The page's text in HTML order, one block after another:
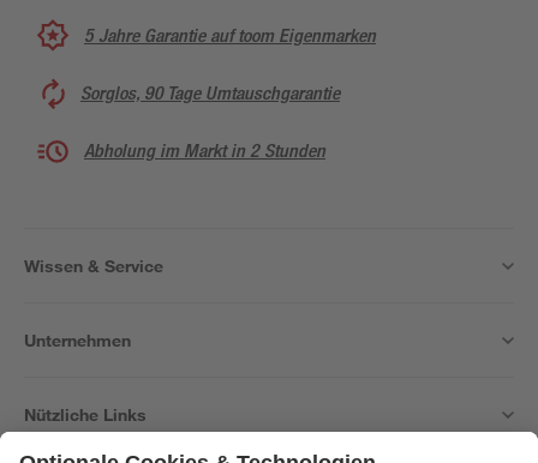
5 Jahre Garantie auf toom Eigenmarken
Sorglos, 90 Tage Umtauschgarantie
Abholung im Markt in 2 Stunden
Wissen & Service
Unternehmen
Nützliche Links